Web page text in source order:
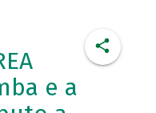
e a